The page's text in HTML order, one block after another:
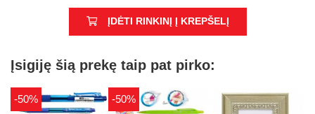
ĮDĖTI RINKINĮ Į KREPŠELĮ
Įsigiję šią prekę taip pat pirko:
-50% -50%